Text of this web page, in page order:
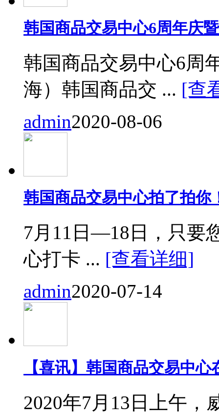
韩国商品交易中心6周年庆
韩国商品交易中心6周
海）韩国商品交 ... [查
admin2020-08-06
韩国商品交易中心拍了拍你
7月11日—18日，只要
心打卡 ... [查看详细]
admin2020-07-14
【喜讯】韩国商品交易中
2020年7月13日上午，